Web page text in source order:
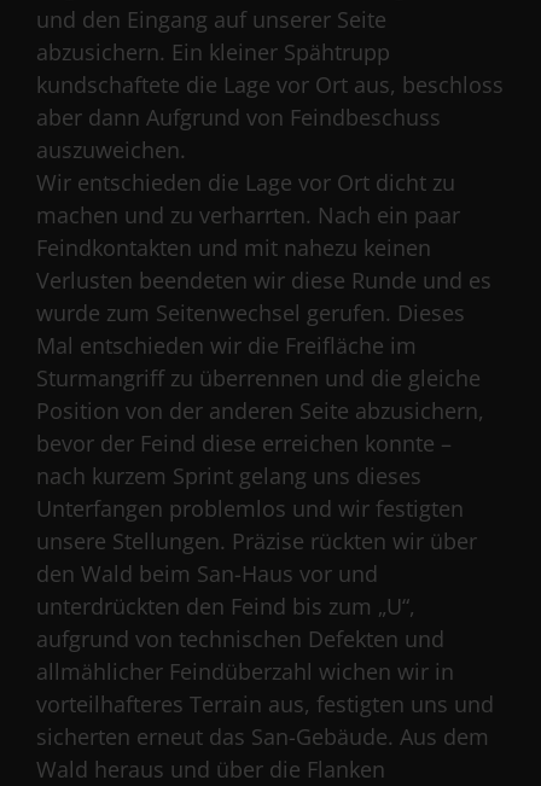
und den Eingang auf unserer Seite
abzusichern. Ein kleiner Spähtrupp
kundschaftete die Lage vor Ort aus, beschloss
aber dann Aufgrund von Feindbeschuss
auszuweichen.
Wir entschieden die Lage vor Ort dicht zu
machen und zu verharrten. Nach ein paar
Feindkontakten und mit nahezu keinen
Verlusten beendeten wir diese Runde und es
wurde zum Seitenwechsel gerufen. Dieses
Mal entschieden wir die Freifläche im
Sturmangriff zu überrennen und die gleiche
Position von der anderen Seite abzusichern,
bevor der Feind diese erreichen konnte –
nach kurzem Sprint gelang uns dieses
Unterfangen problemlos und wir festigten
unsere Stellungen. Präzise rückten wir über
den Wald beim San-Haus vor und
unterdrückten den Feind bis zum „U“,
aufgrund von technischen Defekten und
allmählicher Feindüberzahl wichen wir in
vorteilhafteres Terrain aus, festigten uns und
sicherten erneut das San-Gebäude. Aus dem
Wald heraus und über die Flanken